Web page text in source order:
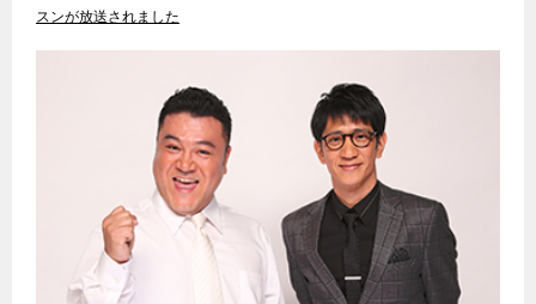
スンが放送されました